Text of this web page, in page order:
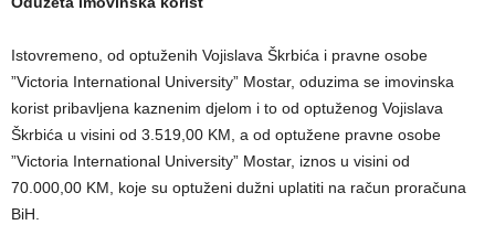
Istovremeno, od optuženih Vojislava Škrbića i pravne osobe
”Victoria International University” Mostar, oduzima se imovinska
korist pribavljena kaznenim djelom i to od optuženog Vojislava
Škrbića u visini od 3.519,00 KM, a od optužene pravne osobe
”Victoria International University” Mostar, iznos u visini od
70.000,00 KM, koje su optuženi dužni uplatiti na račun proračuna
BiH.